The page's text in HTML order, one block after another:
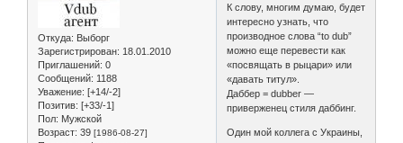
Откуда: Выборг
Зарегистрирован: 18.01.2010
Приглашений: 0
Сообщений: 1188
Уважение: [+14/-2]
Позитив: [+33/-1]
Пол: Мужской
Возраст: 39 [1986-08-27]
К слову, многим думаю, будет
интересно узнать, что
производное слова “to dub”
можно еще перевести как
«посвящать в рыцари» или
«давать титул».
Даббер = dubber —
приверженец стиля даббинг.
Один мой коллега с Украины,